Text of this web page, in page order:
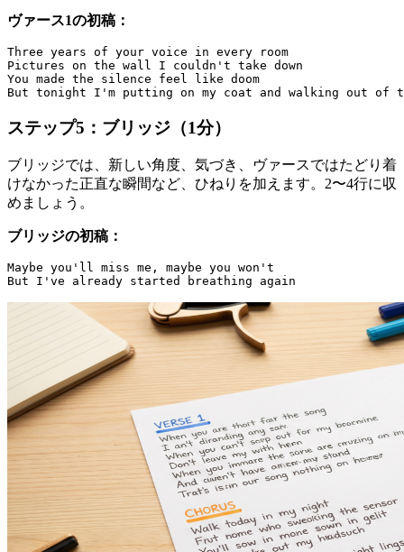
ヴァース1の初稿：
Three years of your voice in every room
Pictures on the wall I couldn't take down
You made the silence feel like doom
ステップ5：ブリッジ（1分）
ブリッジでは、新しい角度、気づき、ヴァースではたどり着
けなかった正直な瞬間など、ひねりを加えます。2〜4行に収
めましょう。
ブリッジの初稿：
Maybe you'll miss me, maybe you won't